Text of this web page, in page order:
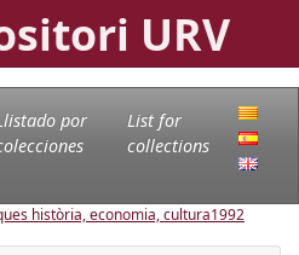
URV
por
List for
collections
història, economia, cultura1992